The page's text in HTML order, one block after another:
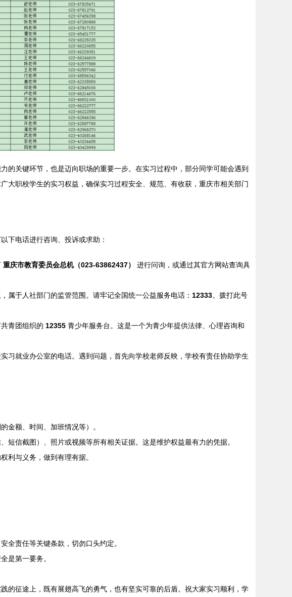
的关键环节，也是迈向职场的重要一步。在实习过程中，部分同学可能会遇到
大职校学生的实习权益，确保实习过程安全、规范、有收获，重庆市相关部门
下电话进行咨询、投诉或求助：
重庆市教育委员会总机（023-63862437）
进行问询，或通过其官方网站查询具
属于人社部门的监管范围。请牢记全国统一公益服务电话： 12333。拨打此号
青团组织的 12355 青少年服务台。这是一个为青少年提供法律、心理咨询和
习就业办公室的电话。遇到问题，首先向学校老师反映，学校有责任协助学生
金额、时间、加班情况等）。
信截图）、照片或视频等所有相关证据。这是维护权益最有力的凭据。
利与义务，做到有理有据。
全责任等关键条款，切勿口头约定。
是第一要务。
的征途上，既有展翅高飞的勇气，也有坚实可靠的后盾。祝大家实习顺利，学